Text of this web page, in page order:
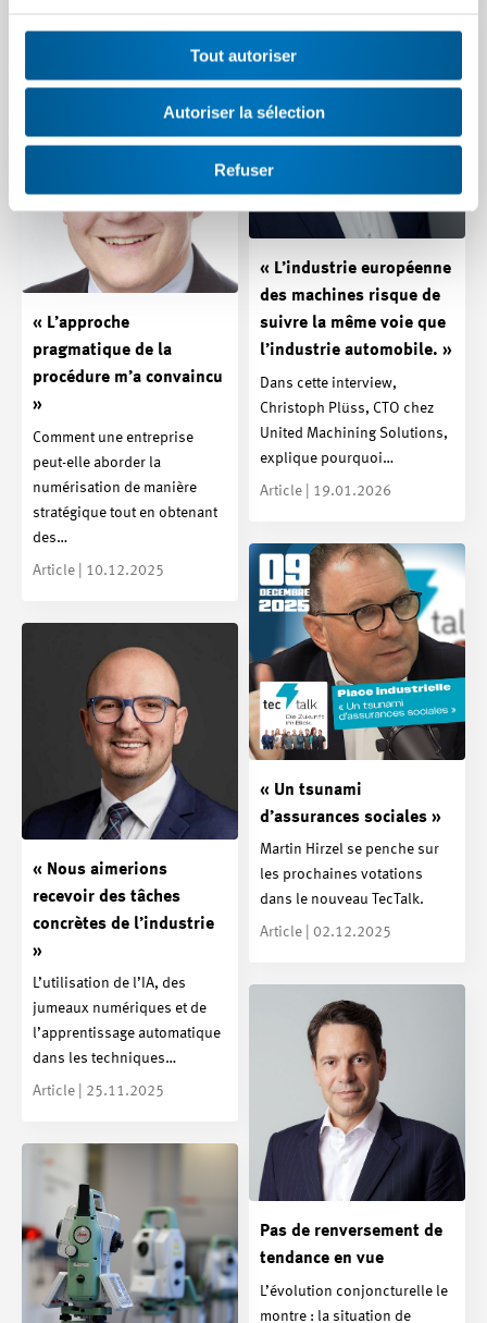
Tout autoriser
Autoriser la sélection
Refuser
« L’industrie européenne
des machines risque de
suivre la même voie que
l’industrie automobile. »
Dans cette interview,
Christoph Plüss, CTO chez
United Machining Solutions,
explique pourquoi…
Article | 19.01.2026
« L’approche
pragmatique de la
procédure m’a convaincu
»
Comment une entreprise
peut-elle aborder la
numérisation de manière
stratégique tout en obtenant
des…
Article | 10.12.2025
« Un tsunami
d’assurances sociales »
Martin Hirzel se penche sur
les prochaines votations
dans le nouveau TecTalk.
Article | 02.12.2025
« Nous aimerions
recevoir des tâches
concrètes de l’industrie
»
L’utilisation de l’IA, des
jumeaux numériques et de
l’apprentissage automatique
dans les techniques…
Article | 25.11.2025
Pas de renversement de
tendance en vue
L’évolution conjoncturelle le
montre : la situation de